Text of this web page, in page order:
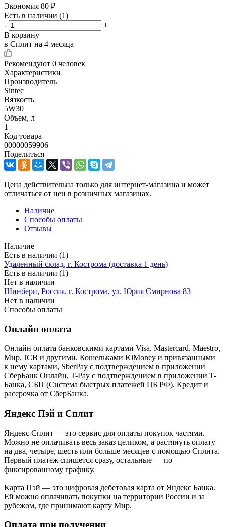
Экономия 80 ₽
Есть в наличии (1)
-
+
В корзину
в Сплит на 4 месяца
Рекомендуют 0 человек
Характеристики
Производитель
Sintec
Вязкость
5W30
Объем, л
1
Код товара
00000059906
Поделиться
Цена действительна только для интернет-магазина и может
отличаться от цен в розничных магазинах.
Наличие
Способы оплаты
Отзывы
Наличие
Есть в наличии (1)
Удаленный склад, г. Кострома (доставка 1 день)
Есть в наличии (1)
Нет в наличии
Шинбери, Россия, г. Кострома, ул. Юрия Смирнова 83
Нет в наличии
Способы оплаты
Онлайн оплата
Онлайн оплата банковскими картами Visa, Mastercard, Maestro,
Мир, JCB и другими. Кошельками ЮMoney и привязанными
к нему картами, SberPay с подтверждением в приложении
СберБанк Онлайн, T-Pay с подтверждением в приложении T-
Банка, СБП (Система быстрых платежей ЦБ РФ). Кредит и
рассрочка от СберБанка.
Яндекс Пэй и Сплит
Яндекс Cплит — это сервис для оплаты покупок частями.
Можно не оплачивать весь заказ целиком, а растянуть оплату
на два, четыре, шесть или больше месяцев с помощью Сплита.
Первый платеж спишется сразу, остальные — по
фиксированному графику.
Карта Пэй — это цифровая дебетовая карта от Яндекс Банка.
Ей можно оплачивать покупки на территории России и за
рубежом, где принимают карту Мир.